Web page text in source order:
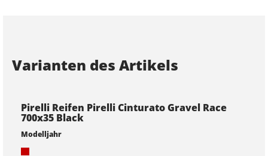
Varianten des Artikels
Pirelli Reifen Pirelli Cinturato Gravel Race
700x35 Black
Modelljahr